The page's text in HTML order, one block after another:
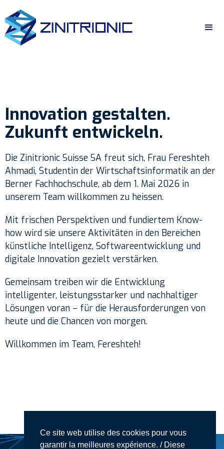
Ce site web utilise des cookies pour vous
garantir la meilleures expérience. / Diese
Innovation gestalten.
Zukunft entwickeln.
Die Zinitrionic Suisse SA freut sich, Frau Fereshteh
Ahmadi, Studentin der Wirtschaftsinformatik an der
Berner Fachhochschule, ab dem 1. Mai 2026 in
unserem Team willkommen zu heissen.
Mit frischen Perspektiven und fundiertem Know-
how wird sie unsere Aktivitäten in den Bereichen
künstliche Intelligenz, Softwareentwicklung und
digitale Innovation gezielt verstärken.
Gemeinsam treiben wir die Entwicklung
intelligenter, leistungsstarker und nachhaltiger
Lösungen voran – für die Herausforderungen von
heute und die Chancen von morgen.
Willkommen im Team, Fereshteh!